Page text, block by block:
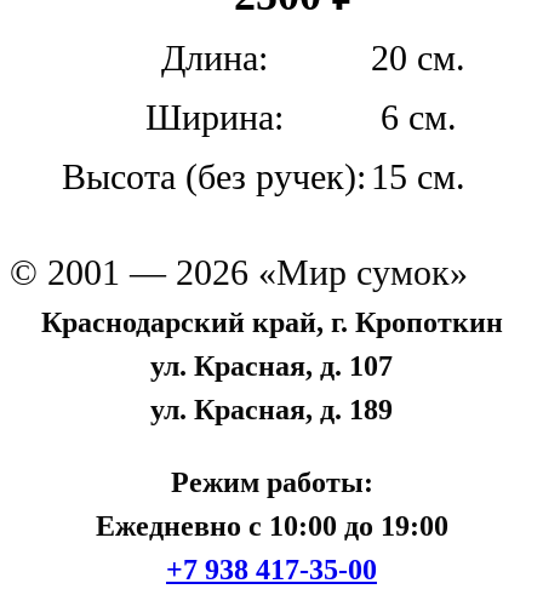
Длина:
20 см.
Ширина:
6 см.
Высота (без ручек): 15 см.
© 2001 — 2026 «Мир сумок»
Краснодарский край, г. Кропоткин
ул. Красная, д. 107
ул. Красная, д. 189
Режим работы:
Ежедневно с 10:00 до 19:00
+7 938 417-35-00